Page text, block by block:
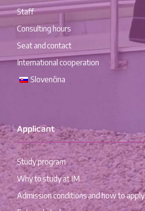
Staff
Consulting hours
Seat and contact
International cooperation
Slovenčina
Applicant
Study program
Why to study at IM
Admission conditions and how to apply